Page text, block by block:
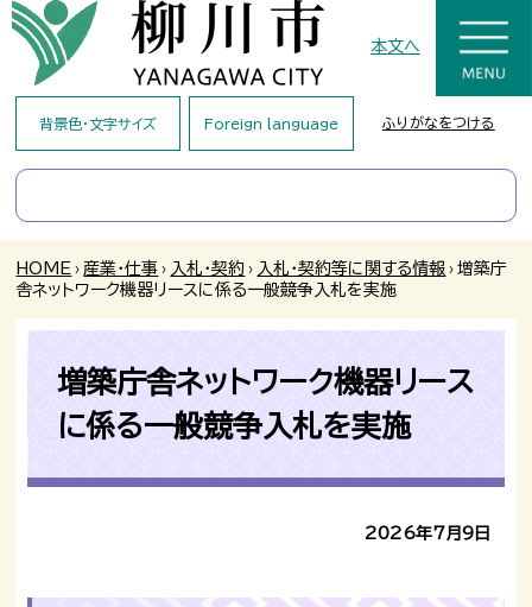
本文へ
背景色・文字サイズ Foreign language ふりがなをつける
HOME › 産業・仕事 › 入札・契約 › 入札・契約等に関する情報 › 増築庁
舎ネットワーク機器リースに係る一般競争入札を実施
増築庁舎ネットワーク機器リース
に係る一般競争入札を実施
2026年7月9日